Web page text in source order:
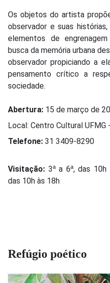
Os objetos do artista
observador e suas
elementos de
busca da memória urbana
observador propiciando a
pensamento crítico a
sociedade.
Abertura: 15 de março de
Local: Centro Cultural
Telefone: 31 3409-8290
Visitação: 3ª a 6ª, das
das 10h às 18h
Refúgio poético